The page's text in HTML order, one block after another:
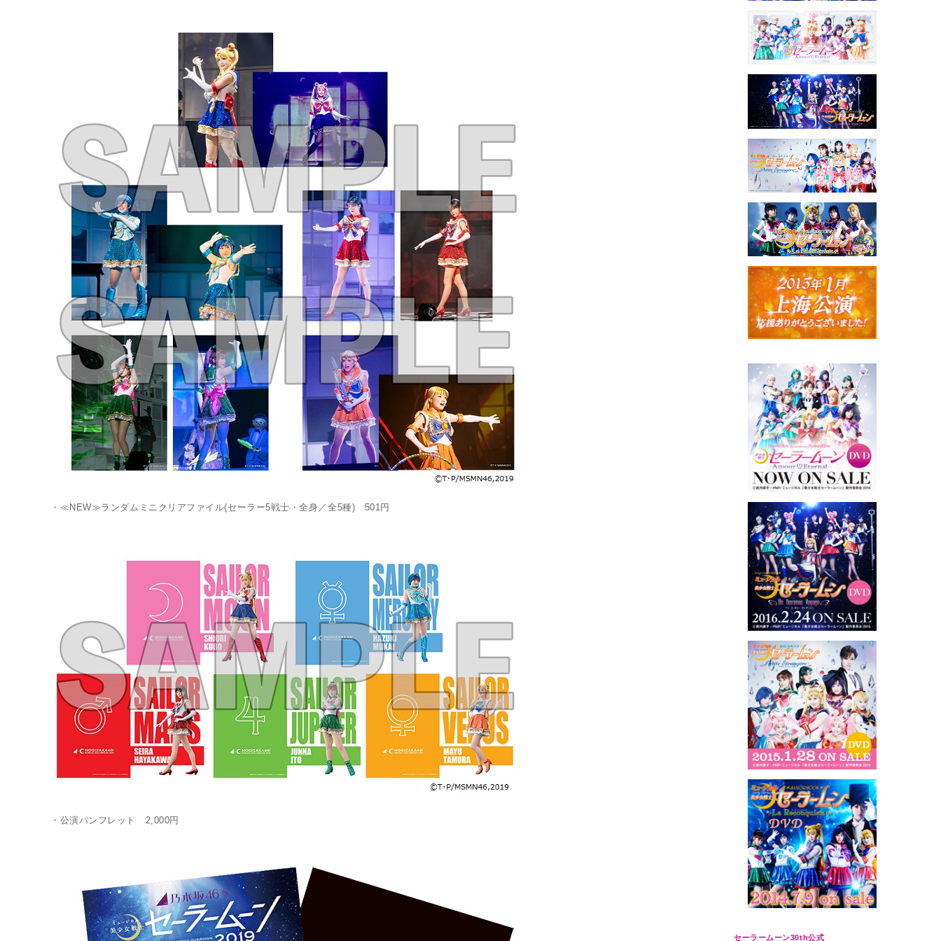
・≪NEW≫ランダムミニクリアファイル(セーラー5戦士・全身／全5種) 501円
・公演パンフレット 2,000円
セーラームーン30th公式